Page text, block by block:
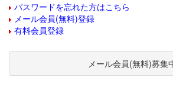
パスワードを忘れた方はこちら
メール会員(無料)登録
有料会員登録
メール会員(無料)募集